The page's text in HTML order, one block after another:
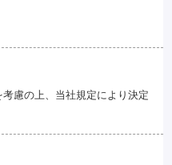
慮の上、当社規定により決定